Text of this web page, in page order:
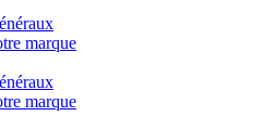
marque
marque